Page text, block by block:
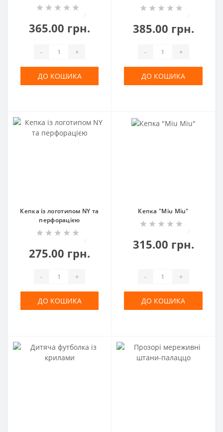
365.00 грн.
- +
ДО КОШИКА
385.00 грн.
- +
ДО КОШИКА
Кепка із логотипом NY та
перфорацією
275.00 грн.
- +
ДО КОШИКА
Кепка "Miu Miu"
315.00 грн.
- +
ДО КОШИКА